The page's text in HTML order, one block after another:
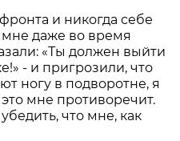
и никогда себе
даже во время
«Ты должен выйти
- и пригрозили, что
ногу в подворотне, я
мне противоречит.
что мне, как